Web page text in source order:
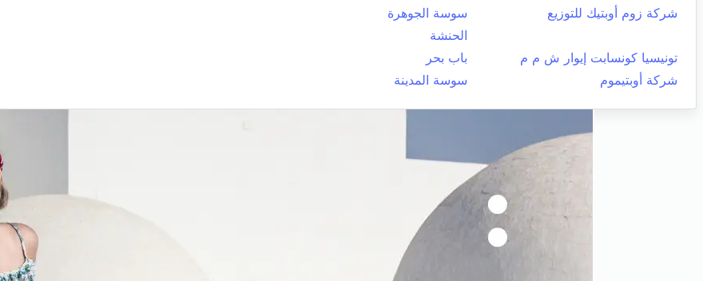
شركة زوم أوبتيك للتوزيع
سوسة الجوهرة
الحنشة
تونيسيا كونسابت إيوار ش م م
باب بحر
شركة أوبتيموم
سوسة المدينة